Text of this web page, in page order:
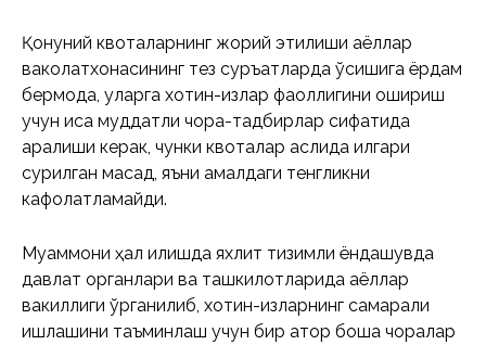
Қонуний квоталарнинг жорий этилиши аёллар
ваколатхонасининг тез суръатларда ўсишига ёрдам
бермоқда, уларга хотин-қизлар фаоллигини ошириш
учун қисқа муддатли чора-тадбирлар сифатида
қаралиши керак, чунки квоталар аслида илгари
сурилган мақсад, яъни амалдаги тенгликни
кафолатламайди.
Муаммони ҳал қилишда яхлит тизимли ёндашувда
давлат органлари ва ташкилотларида аёллар
вакиллиги ўрганилиб, хотин-қизларнинг самарали
ишлашини таъминлаш учун бир қатор бошқа чоралар